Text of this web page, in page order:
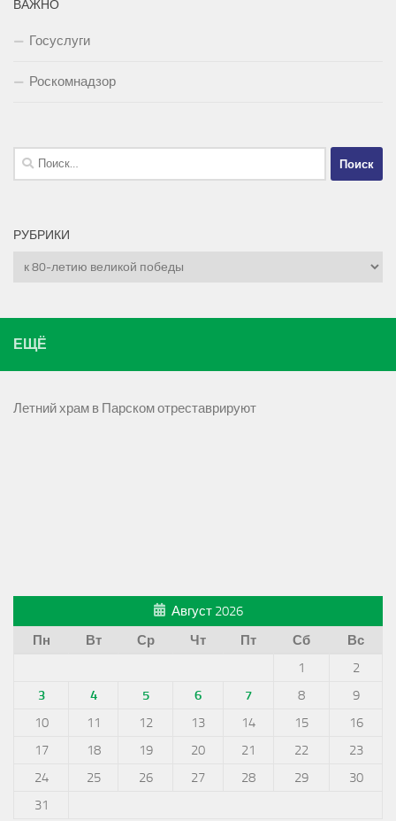
ВАЖНО
Госуслуги
Роскомнадзор
Найти:
РУБРИКИ
Рубрики
ЕЩЁ
Летний храм в Парском отреставрируют
Август 2026
Пн
Вт Ср Чт Пт Сб
Вс
1
2
3
4 5 6 7 8
9
10
11 12 13 14 15
16
17
18 19 20 21 22
23
24
25 26 27 28 29
30
31